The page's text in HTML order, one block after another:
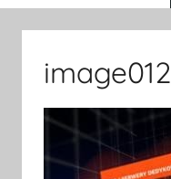
image012